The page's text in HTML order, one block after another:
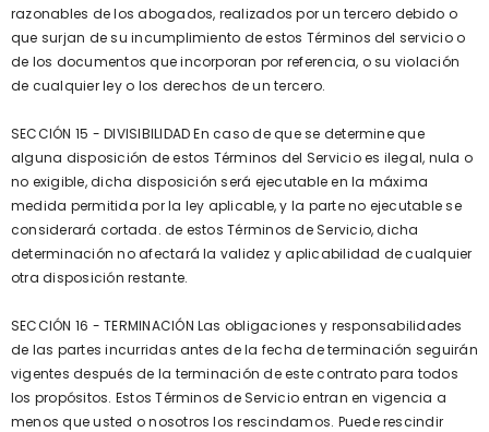
razonables de los abogados, realizados por un tercero debido o
que surjan de su incumplimiento de estos Términos del servicio o
de los documentos que incorporan por referencia, o su violación
de cualquier ley o los derechos de un tercero.
SECCIÓN 15 - DIVISIBILIDAD En caso de que se determine que
alguna disposición de estos Términos del Servicio es ilegal, nula o
no exigible, dicha disposición será ejecutable en la máxima
medida permitida por la ley aplicable, y la parte no ejecutable se
considerará cortada. de estos Términos de Servicio, dicha
determinación no afectará la validez y aplicabilidad de cualquier
otra disposición restante.
SECCIÓN 16 - TERMINACIÓN Las obligaciones y responsabilidades
de las partes incurridas antes de la fecha de terminación seguirán
vigentes después de la terminación de este contrato para todos
los propósitos. Estos Términos de Servicio entran en vigencia a
menos que usted o nosotros los rescindamos. Puede rescindir